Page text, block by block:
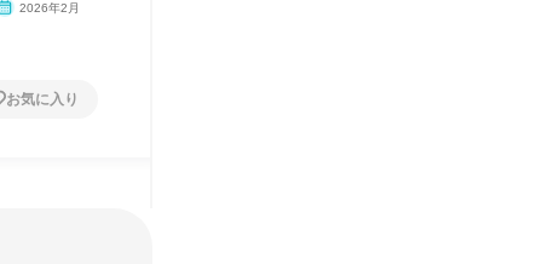
2026年2月
お気に入り